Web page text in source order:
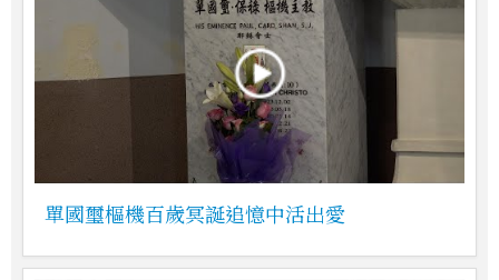
單國璽樞機百歲冥誕追憶中活出愛